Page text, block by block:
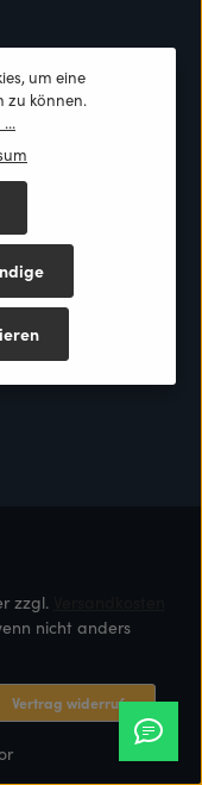
zzgl.
nicht anders
Vertrag widerrufen
um eine
zu können.